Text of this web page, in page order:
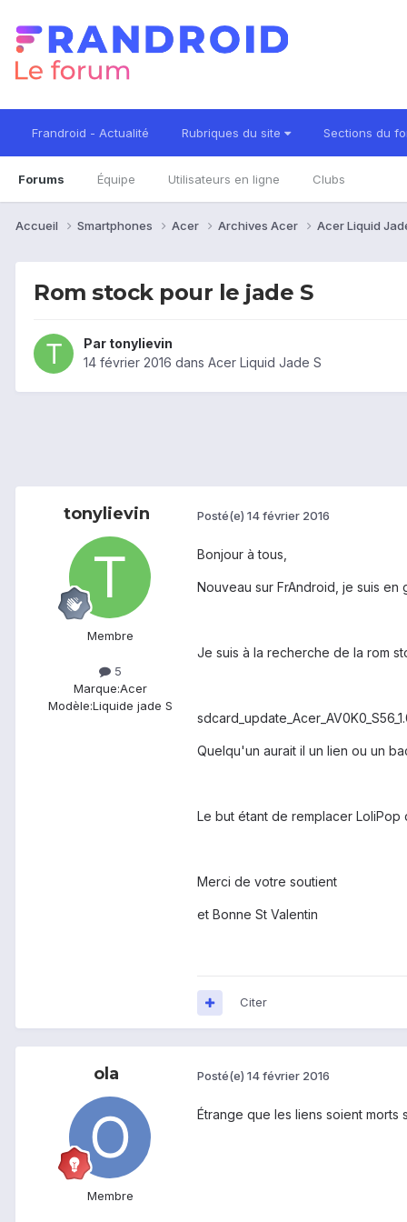
Frandroid - Actualité Rubriques du site Sections du
Forums Équipe Utilisateurs en ligne Clubs
Accueil Smartphones Acer Archives Acer Acer Liquid
Rom stock pour le jade S
Par tonylievin
14 février 2016 dans Acer Liquid Jade S
tonylievin
Membre
5
Marque:Acer
Modèle:Liquide jade S
Posté(e) 14 février 2016
Bonjour à tous,
Nouveau sur FrAndroid, je suis
Je suis à la recherche de la rom
Quelqu'un aurait il un lien ou un
Le but étant de remplacer
Merci de votre soutient
et Bonne St Valentin
Citer
ola
Membre
Posté(e) 14 février 2016
Étrange que les liens soient morts